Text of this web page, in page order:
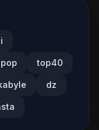
pop top40
dz